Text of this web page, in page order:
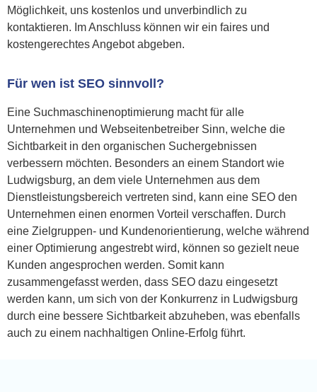
Möglichkeit, uns kostenlos und unverbindlich zu
kontaktieren. Im Anschluss können wir ein faires und
kostengerechtes Angebot abgeben.
Für wen ist SEO sinnvoll?
Eine Suchmaschinenoptimierung macht für alle
Unternehmen und Webseitenbetreiber Sinn, welche die
Sichtbarkeit in den organischen Suchergebnissen
verbessern möchten. Besonders an einem Standort wie
Ludwigsburg, an dem viele Unternehmen aus dem
Dienstleistungsbereich vertreten sind, kann eine SEO den
Unternehmen einen enormen Vorteil verschaffen. Durch
eine Zielgruppen- und Kundenorientierung, welche während
einer Optimierung angestrebt wird, können so gezielt neue
Kunden angesprochen werden. Somit kann
zusammengefasst werden, dass SEO dazu eingesetzt
werden kann, um sich von der Konkurrenz in Ludwigsburg
durch eine bessere Sichtbarkeit abzuheben, was ebenfalls
auch zu einem nachhaltigen Online-Erfolg führt.